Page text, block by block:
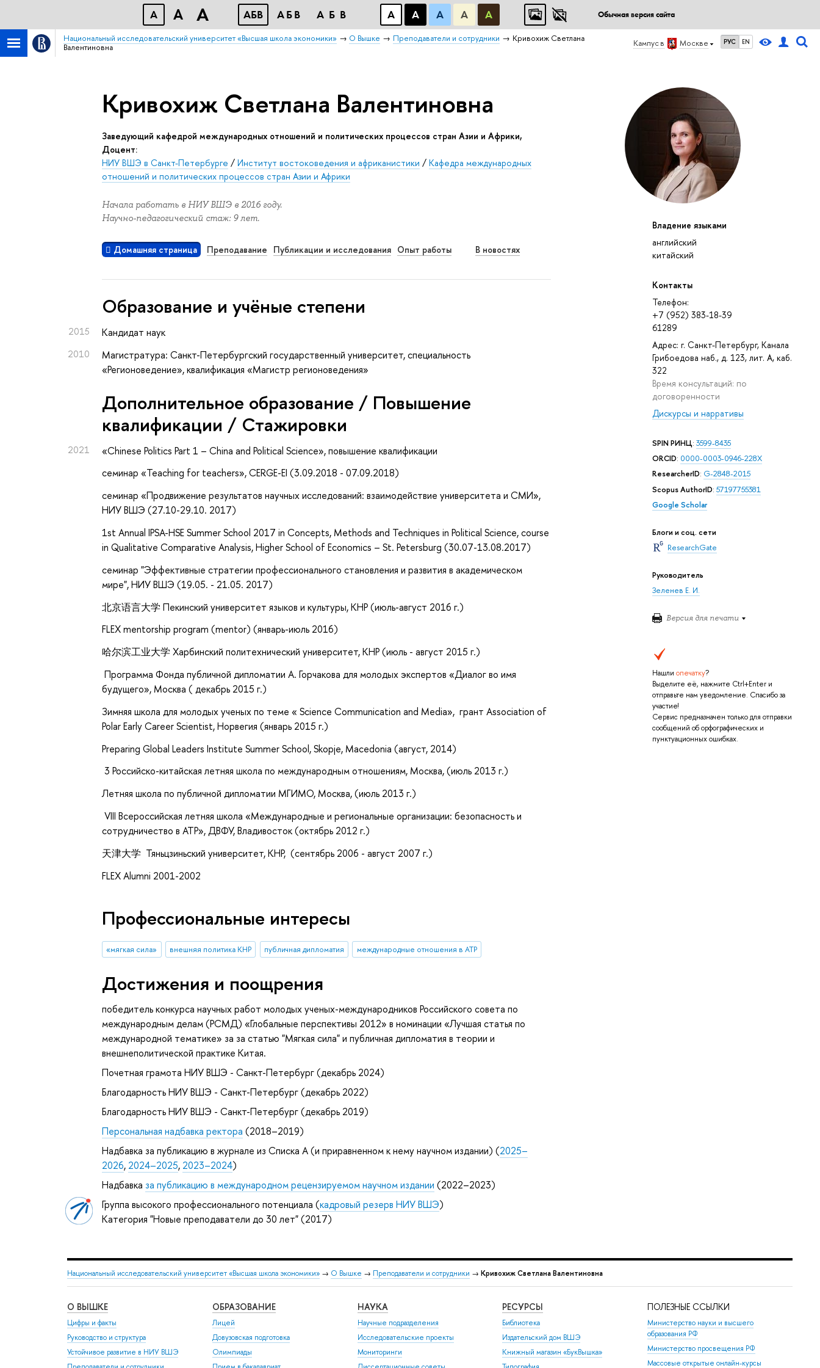
A A A АБB АБB АБB А А А А А Обычная версия сайта
Кампус в Москве РУС EN
Национальный исследовательский университет «Высшая школа экономики» О Вышке Преподаватели и сотрудники
Кривохиж Светлана
Валентиновна
Владение языками
английский
китайский
Контакты
Телефон:
+7 (952) 383-18-39
61289
Адрес: г. Санкт-Петербург, Канала
Грибоедова наб., д. 123, лит. А, каб.
322
Время консультаций: по
договоренности
Дискурсы и нарративы
SPIN РИНЦ: 3599-8435
ORCID: 0000-0003-0946-228X
ResearcherID: G-2848-2015
Scopus AuthorID: 57197755381
Google Scholar
Блоги и соц. сети
ResearchGate
Руководитель
Зеленев Е. И.
Версия для печати
Нашли опечатку?
Выделите её, нажмите Ctrl+Enter и
отправьте нам уведомление. Спасибо за
участие!
Сервис предназначен только для отправки
сообщений об орфографических и
пунктуационных ошибках.
Кривохиж Светлана Валентиновна
Заведующий кафедрой международных отношений и политических процессов стран Азии и Африки,
Доцент:
НИУ ВШЭ в Санкт-Петербурге /Институт востоковедения и африканистики /Кафедра международных
отношений и политических процессов стран Азии и Африки
Начала работать в НИУ ВШЭ в 2016 году.
Научно-педагогический стаж: 9 лет.
Домашняя страница Преподавание Публикации и исследования Опыт работы В новостях
Oбразование и учёные степени
2015 Кандидат наук
2010
Магистратура: Санкт-Петербургский государственный университет, специальность
«Регионоведение», квалификация «Магистр регионоведения»
Дополнительное образование / Повышение
квалификации / Стажировки
2021 «Chinese Politics Part 1 – China and Political Science», повышение квалификации
семинар «Teaching for teachers», CERGE-EI (3.09.2018 - 07.09.2018)
семинар «Продвижение результатов научных исследований: взаимодействие университета и СМИ»,
НИУ ВШЭ (27.10-29.10. 2017)
1st Annual IPSA-HSE Summer School 2017 in Concepts, Methods and Techniques in Political Science, course
in Qualitative Comparative Analysis, Higher School of Economics – St. Petersburg (30.07-13.08.2017)
семинар "Эффективные стратегии профессионального становления и развития в академическом
мире", НИУ ВШЭ (19.05. - 21.05. 2017)
北京语言大学 Пекинский университет языков и культуры, КНР (июль-август 2016 г.)
FLEX mentorship program (mentor) (январь-июль 2016)
哈尔滨工业大学 Харбинский политехнический университет, КНР (июль - август 2015 г.)
Программа Фонда публичной дипломатии А. Горчакова для молодых экспертов «Диалог во имя
будущего», Москва ( декабрь 2015 г.)
Зимняя школа для молодых ученых по теме « Science Communication and Media», грант Association of
Polar Early Career Scientist, Норвегия (январь 2015 г.)
Preparing Global Leaders Institute Summer School, Skopje, Macedonia (август, 2014)
3 Российско-китайская летняя школа по международным отношениям, Москва, (июль 2013 г.)
Летняя школа по публичной дипломатии МГИМО, Москва, (июль 2013 г.)
VIII Всероссийская летняя школа «Международные и региональные организации: безопасность и
сотрудничество в АТР», ДВФУ, Владивосток (октябрь 2012 г.)
天津大学 Тяньцзиньский университет, КНР, (сентябрь 2006 - август 2007 г.)
FLEX Alumni 2001-2002
Профессиональные интересы
«мягкая сила» внешняя политика КНР публичная дипломатия международные отношения в АТР
Достижения и поощрения
победитель конкурса научных работ молодых ученых-международников Российского совета по
международным делам (РСМД) «Глобальные перспективы 2012» в номинации «Лучшая статья по
международной тематике» за за статью "Мягкая сила" и публичная дипломатия в теории и
внешнеполитической практике Китая.
Почетная грамота НИУ ВШЭ - Санкт-Петербург (декабрь 2024)
Благодарность НИУ ВШЭ - Санкт-Петербург (декабрь 2022)
Благодарность НИУ ВШЭ - Санкт-Петербург (декабрь 2019)
Персональная надбавка ректора (2018–2019)
Надбавка за публикацию в журнале из Списка А (и приравненном к нему научном издании) (2025–
2026, 2024–2025, 2023–2024)
Надбавка за публикацию в международном рецензируемом научном издании (2022–2023)
Группа высокого профессионального потенциала (кадровый резерв НИУ ВШЭ)
Категория "Новые преподаватели до 30 лет" (2017)
Национальный исследовательский университет «Высшая школа экономики» → О Вышке → Преподаватели и сотрудники → Кривохиж Светлана Валентиновна
О ВЫШКЕ
Цифры и факты
Руководство и структура
Устойчивое развитие в НИУ ВШЭ
ОБРАЗОВАНИЕ
Лицей
Довузовская подготовка
Олимпиады
НАУКА
Научные подразделения
Исследовательские проекты
Мониторинги
РЕСУРСЫ
Библиотека
Издательский дом ВШЭ
Книжный магазин «БукВышка»
ПОЛЕЗНЫЕ ССЫЛКИ
Министерство науки и высшего
образования РФ
Министерство просвещения РФ
Массовые открытые онлайн-курсы